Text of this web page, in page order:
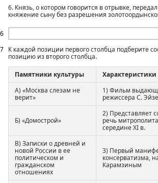
6
6. Князь, о котором говорится в отрывке,
княжение сыну без разрешения
7
К каждой позиции первого столбца подберите
позицию из второго столбца.
Памятники культуры
Характеристики
А) «Москва слезам не
верит»
1) Фильм
режиссера С.
Б) «Домострой»
2) Представляет
речь
середине XI в.
В) Записки о древней и
новой России в ее
политическом и
гражданском
отношениях
3) Первый
консерватизма,
Карамзиным